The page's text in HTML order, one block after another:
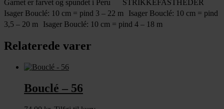
Garnet er farvet og spundet i Peru STRIKKEFASTHEDER
Isager Bouclé: 10 cm = pind 3 – 22 m Isager Bouclé: 10 cm = pind
3,5 – 20 m Isager Bouclé: 10 cm = pind 4 – 18 m
Relaterede varer
Bouclé – 56